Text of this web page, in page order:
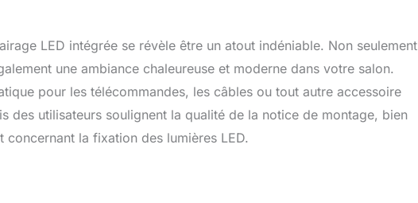
LED intégrée se révèle être un atout indéniable. Non seulement
une ambiance chaleureuse et moderne dans votre salon.
pour les télécommandes, les câbles ou tout autre accessoire
des utilisateurs soulignent la qualité de la notice de montage, bien
la fixation des lumières LED.